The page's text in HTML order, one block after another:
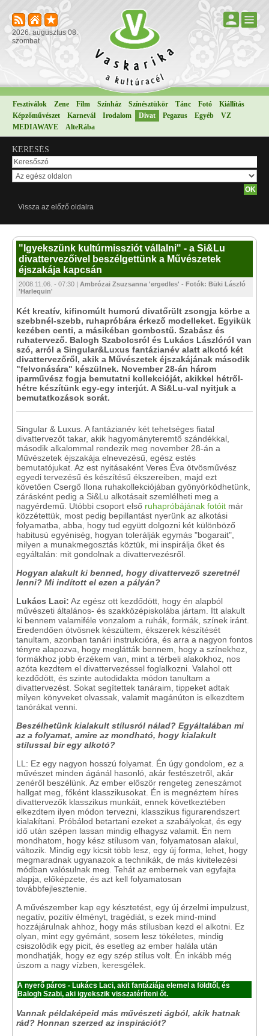
2026. augusztus 08.
szombat
Fesztiválok Zene Film Színház Színésztükör Tánc Fotó
Kiállítás
Képzőművészet
Karnevál Irodalom Divat Pegazus Egyéb
VZ
MEDIAWAVE
AlteRába
KERESÉS
Vissza az előző oldalra
"Igyekszünk kultúrmissziót vállalni" - a Si&Lu
divattervezőivel beszélgettünk a Művészetek
éjszakája kapcsán
2008.11.06. - 07:30 | Ambrózai Zsuzsanna 'ergedles' - Fotók: Büki László
'Harlequin'
Két kreatív, kifinomúlt humorú divatőrült zsongja körbe a
szebbnél-szebb, ruhapróbára érkező modelleket. Egyikük
kezében centi, a másikéban gombostű. Szabász és
ruhatervező. Balogh Szabolcsról és Lukács Lászlóról van
szó, arról a Singular&Luxus fantázianév alatt alkotó két
divattervezőről, akik a Művészetek éjszakájának második
"felvonására" készülnek. November 28-án három
iparművész fogja bemutatni kollekcióját, akikkel hétről-
hétre készítünk egy-egy interjút. A Si&Lu-val nyitjuk a
bemutatkozások sorát.
Singular & Luxus. A fantázianév két tehetséges fiatal
divattervezőt takar, akik hagyományteremtő szándékkal,
második alkalommal rendezik meg november 28-án a
Művészetek éjszakája elnevezésű, egész estés
bemutatójukat. Az est nyitásaként Veres Éva ötvösművész
egyedi tervezésű és készítésű ékszereiben, majd ezt
követően Csergő Ilona ruhakollekciójában gyönyörködhetünk,
zárásként pedig a Si&Lu alkotásait szemlélheti meg a
nagyérdemű. Utóbbi csoport első ruhapróbájának fotóit már
közzétettük, most pedig bepillantást nyerünk az alkotási
folyamatba, abba, hogy tud együtt dolgozni két különböző
habitusú egyéniség, hogyan tolerálják egymás "bogarait",
milyen a munakmegosztás köztük, mi inspirálja őket és
egyáltalán: mit gondolnak a divattervezésről.
Hogyan alakult ki benned, hogy divattervező szeretnél
lenni? Mi indított el ezen a pályán?
Lukács Laci: Az egész ott kezdődött, hogy én alapból
művészeti általános- és szakközépiskolába jártam. Itt alakult
ki bennem valamiféle vonzalom a ruhák, formák, színek iránt.
Eredendően ötvösnek készültem, ékszerek készítését
tanultam, azonban tanári instrukcióra, és arra a nagyon fontos
tényre alapozva, hogy meglátták bennem, hogy a színekhez,
formákhoz jobb érzékem van, mint a térbeli alakokhoz, nos
azóta kezdtem el divattervezéssel foglalkozni. Valahol ott
kezdődött, és szinte autodidakta módon tanultam a
divattervezést. Sokat segítettek tanáraim, tippeket adtak
milyen könyveket olvassak, valamit magánúton is elkezdtem
tanórákat venni.
Beszélhetünk kialakult stílusról nálad? Egyáltalában mi
az a folyamat, amire az mondható, hogy kialakult
stílussal bír egy alkotó?
LL: Ez egy nagyon hosszú folyamat. Én úgy gondolom, ez a
művészet minden ágánál hasonló, akár festészetről, akár
zenéről beszélünk. Az ember először rengeteg zeneszámot
hallgat meg, főként klasszikusokat. Én is megnéztem híres
divattervezők klasszikus munkáit, ennek következtében
elkezdtem ilyen módon tervezni, klasszikus figurarendszert
kialakítani. Próbálod betartani ezeket a szabályokat, és egy
idő után szépen lassan mindig elhagysz valamit. Én nem
mondhatom, hogy kész stílusom van, folyamatosan alakul,
változik. Mindig egy kicsit több lesz, egy új forma, lehet, hogy
megmaradnak ugyanazok a technikák, de más kivitelezési
módban valósulnak meg. Tehát az embernek van egyfajta
alapja, előképzete, és azt kell folyamatosan
továbbfejlesztenie.
A művészember kap egy késztetést, egy új érzelmi impulzust,
negatív, pozitív élményt, tragédiát, s ezek mind-mind
hozzájárulnak ahhoz, hogy más stílusban kezd el alkotni. Ez
olyan, mint egy gyémánt, sosem lesz tökéletes, mindig
csiszolódik egy picit, és esetleg az ember halála után
mondhatják, hogy ez egy szép stílus volt. Én inkább még
úszom a nagy vízben, keresgélek.
A nyerő páros - Lukács Laci, akit fantáziája elemel a földtől, és
Balogh Szabi, aki igyekszik visszatéríteni őt.
Vannak példaképeid más művészeti ágból, akik hatnak
rád? Honnan szerzed az inspirációt?